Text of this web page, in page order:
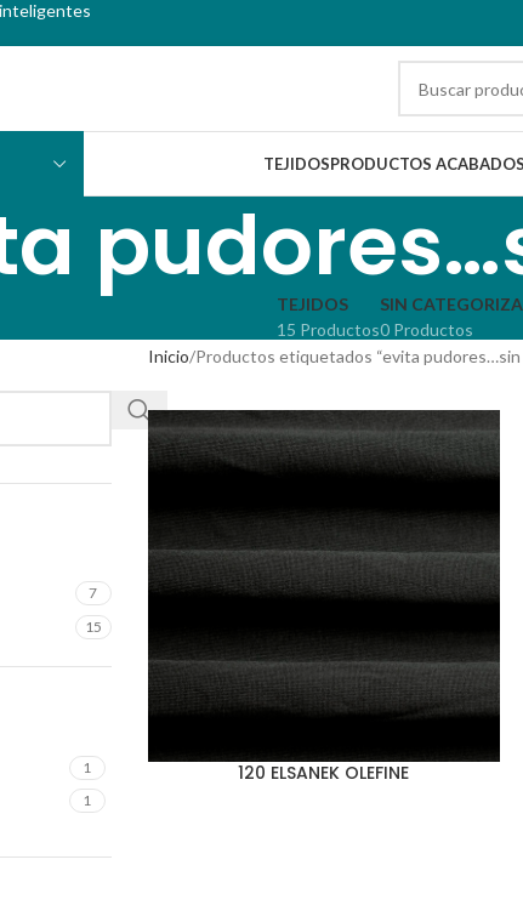
inteligentes
TEJIDOSPRODUCTOS ACABADOS
TEJIDOS
15 Productos
SIN
0 Productos
7
15
1
1
Inicio Productos etiquetados “evita pudores…sin
120 ELSANEK OLEFINE